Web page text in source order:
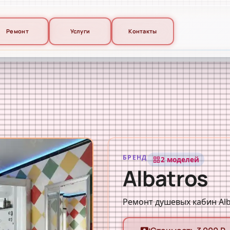
Ремонт Услуги Контакты
БРЕНД grid_view2 моделей
Albatros
Ремонт душевых кабин